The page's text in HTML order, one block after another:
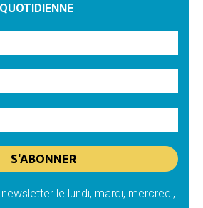
le lundi, mardi, mercredi,